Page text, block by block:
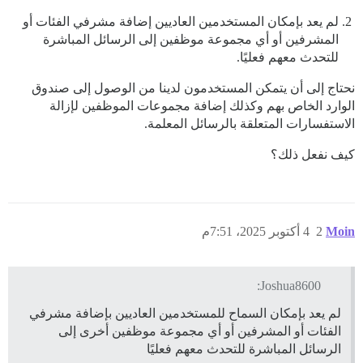
لم يعد بإمكان المستخدمين العاديين إضافة مشرفي الفئات أو
المشرفين أو أي مجموعة موظفين إلى الرسائل المباشرة
للتحدث معهم فعليًا.
نحتاج إلى أن يتمكن المستخدمون لدينا من الوصول إلى صندوق
الوارد الخاص بهم وكذلك إضافة مجموعات الموظفين لإزالة
الاستفسارات المتعلقة بالرسائل المعلمة.
كيف نفعل ذلك؟
Moin 4 أكتوبر 2025، 7:51م 2
Joshua8600:
لم يعد بإمكان السماح للمستخدمين العاديين بإضافة مشرفي
الفئات أو المشرفين أو أي مجموعة موظفين أخرى إلى
الرسائل المباشرة للتحدث معهم فعليًا